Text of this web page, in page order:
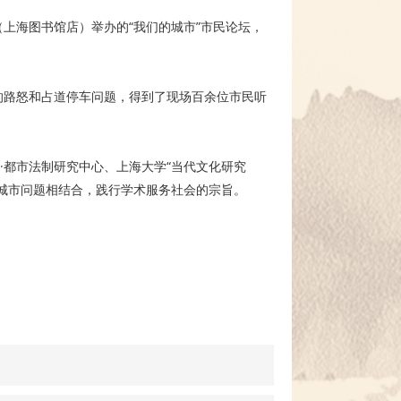
海图书馆店）举办的“我们的城市”市民论坛，
怒和占道停车问题，得到了现场百余位市民听
市法制研究中心、上海大学“当代文化研究
问题相结合，践行学术服务社会的宗旨。